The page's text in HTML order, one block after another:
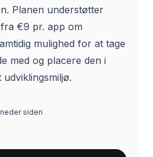
Planen understøtter
€9 pr. app om
mulighed for at tage
med og placere den i
siden